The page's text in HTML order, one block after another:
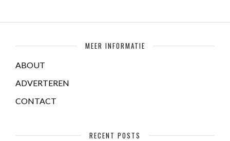
MEER INFORMATIE
ABOUT
ADVERTEREN
CONTACT
RECENT POSTS